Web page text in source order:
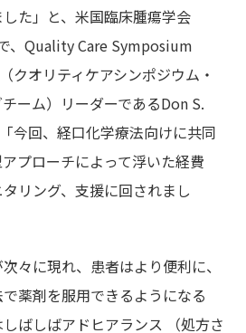
た」と、米国臨床腫瘍学会
で、Quality Care Symposium
クオリティケアシンポジウム・
ーム）リーダーであるDon S.
今回、経口化学療法向けに共同
プローチによって浮いた経費
リング、支援に回されまし
々に現れ、患者はより便利に、
薬剤を服用できるようになる
ばしばアドヒアランス
（処方さ